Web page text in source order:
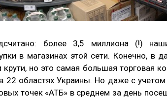
более 3,5 миллиона (!)
в магазинах этой сети. Конечно, в
но это самая большая торговая
22 областях Украины. Но даже с учетом
точек «АТБ» в среднем за день